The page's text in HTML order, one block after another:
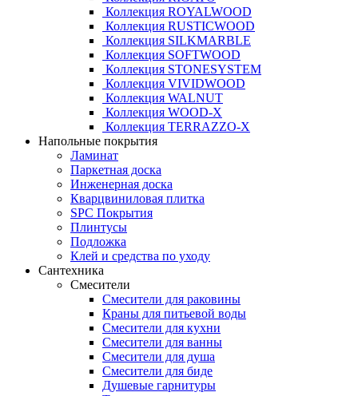
Коллекция ROYALWOOD
Коллекция RUSTICWOOD
Коллекция SILKMARBLE
Коллекция SOFTWOOD
Коллекция STONESYSTEM
Коллекция VIVIDWOOD
Коллекция WALNUT
Коллекция WOOD-X
Коллекция ТЕRRАZZO-X
Напольные покрытия
Ламинат
Паркетная доска
Инженерная доска
Кварцвиниловая плитка
SPC Покрытия
Плинтусы
Подложка
Клей и средства по уходу
Сантехника
Смесители
Смесители для раковины
Краны для питьевой воды
Смесители для кухни
Смесители для ванны
Смесители для душа
Смесители для биде
Душевые гарнитуры